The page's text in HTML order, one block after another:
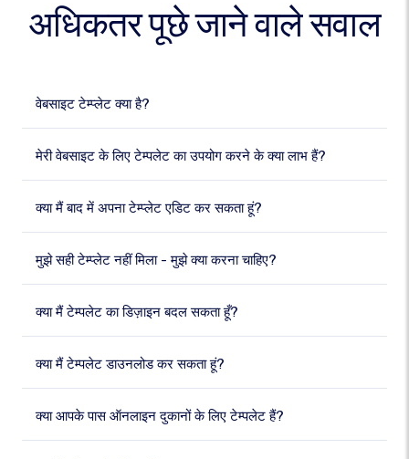
अधिकतर पूछे जाने वाले सवाल
वेबसाइट टेम्प्लेट क्या है?
मेरी वेबसाइट के लिए टेम्पलेट का उपयोग करने के क्या लाभ हैं?
क्या मैं बाद में अपना टेम्प्लेट एडिट कर सकता हूं?
मुझे सही टेम्प्लेट नहीं मिला - मुझे क्या करना चाहिए?
क्या मैं टेम्पलेट का डिज़ाइन बदल सकता हूँ?
क्या मैं टेम्पलेट डाउनलोड कर सकता हूं?
क्या आपके पास ऑनलाइन दुकानों के लिए टेम्पलेट हैं?